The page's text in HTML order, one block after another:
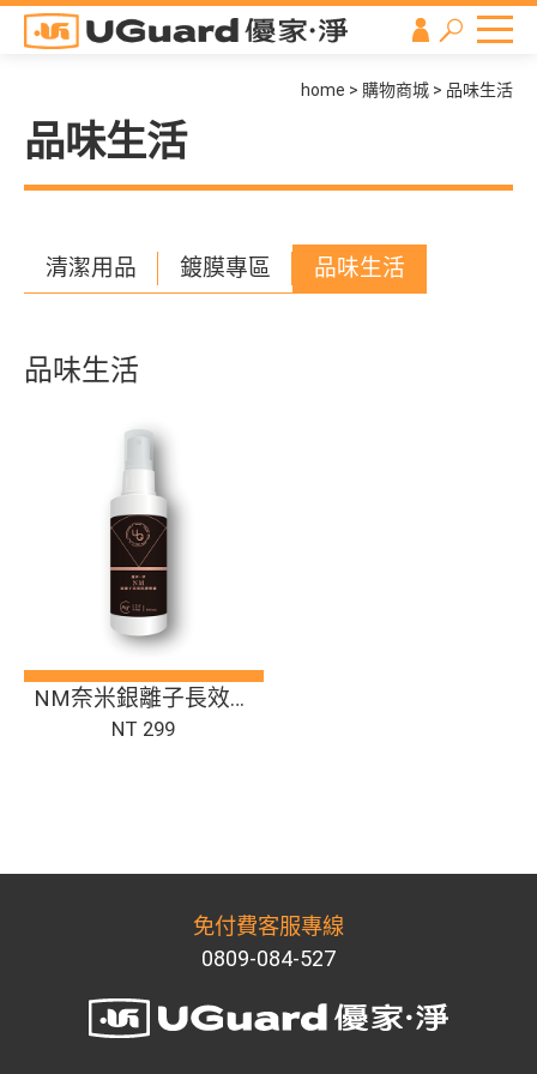
品味生活
home 購物商城 品味生活
清潔用品 鍍膜專區 品味生活
品味生活
NM奈米銀離子長效抗
菌噴霧 100ml
NT 299
免付費客服專線
0809-084-527